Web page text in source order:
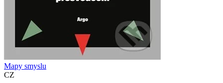
Mapy smyslu
CZ